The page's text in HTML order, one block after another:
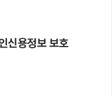
신용정보 보호